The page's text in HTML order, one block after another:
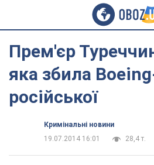
Прем'єр
яка збила
російської
Кримінальні новини
19.07.2014 16:01
28,4 т.